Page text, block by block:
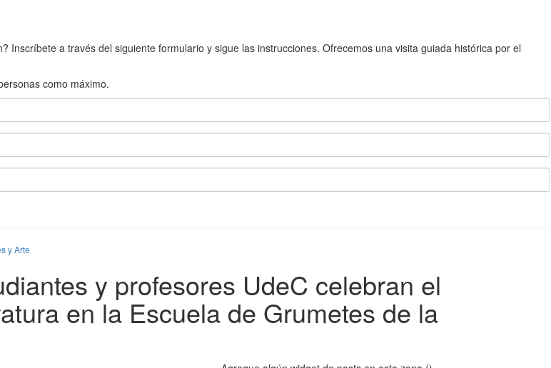
a través del siguiente formulario y sigue las instrucciones. Ofrecemos una visita guiada histórica por el
como máximo.
y Arte
y profesores UdeC celebran el
en la Escuela de Grumetes de la